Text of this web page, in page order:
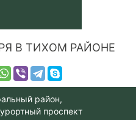
В ТИХОМ РАЙОНЕ
район,
проспект